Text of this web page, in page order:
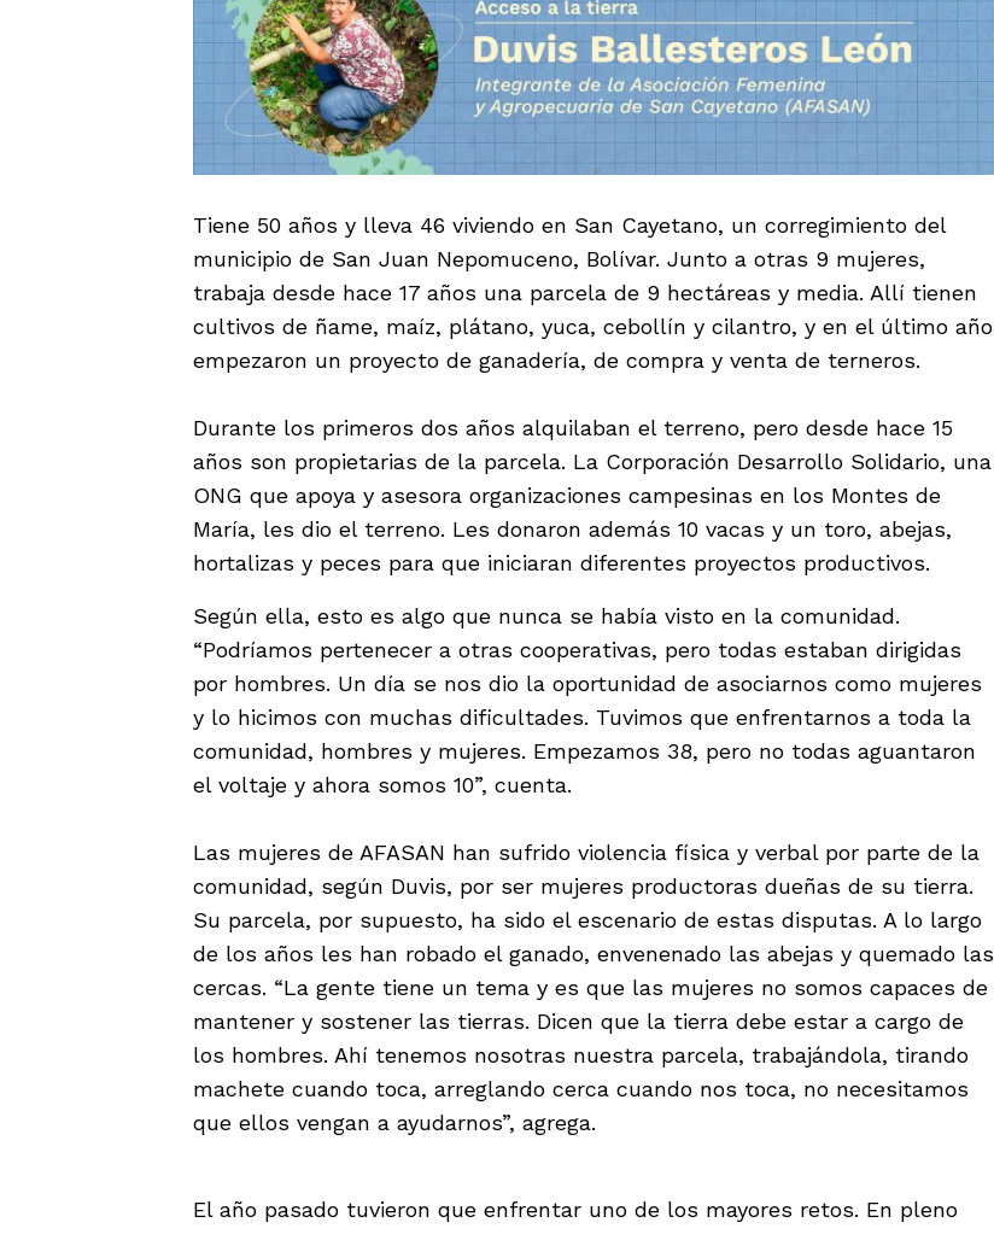
Tiene 50 años y lleva 46 viviendo en San Cayetano, un corregimiento del
municipio de San Juan Nepomuceno, Bolívar. Junto a otras 9 mujeres,
trabaja desde hace 17 años una parcela de 9 hectáreas y media. Allí tienen
cultivos de ñame, maíz, plátano, yuca, cebollín y cilantro, y en el último año
empezaron un proyecto de ganadería, de compra y venta de terneros.
Durante los primeros dos años alquilaban el terreno, pero desde hace 15
años son propietarias de la parcela. La Corporación Desarrollo Solidario, una
ONG que apoya y asesora organizaciones campesinas en los Montes de
María, les dio el terreno. Les donaron además 10 vacas y un toro, abejas,
hortalizas y peces para que iniciaran diferentes proyectos productivos.
Según ella, esto es algo que nunca se había visto en la comunidad.
“Podríamos pertenecer a otras cooperativas, pero todas estaban dirigidas
por hombres. Un día se nos dio la oportunidad de asociarnos como mujeres
y lo hicimos con muchas dificultades. Tuvimos que enfrentarnos a toda la
comunidad, hombres y mujeres. Empezamos 38, pero no todas aguantaron
el voltaje y ahora somos 10”, cuenta.
Las mujeres de AFASAN han sufrido violencia física y verbal por parte de la
comunidad, según Duvis, por ser mujeres productoras dueñas de su tierra.
Su parcela, por supuesto, ha sido el escenario de estas disputas. A lo largo
de los años les han robado el ganado, envenenado las abejas y quemado las
cercas. “La gente tiene un tema y es que las mujeres no somos capaces de
mantener y sostener las tierras. Dicen que la tierra debe estar a cargo de
los hombres. Ahí tenemos nosotras nuestra parcela, trabajándola, tirando
machete cuando toca, arreglando cerca cuando nos toca, no necesitamos
que ellos vengan a ayudarnos”, agrega.
El año pasado tuvieron que enfrentar uno de los mayores retos. En pleno